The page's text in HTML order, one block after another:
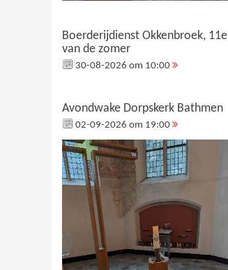
Boerderijdienst Okkenbroek, 11e
van de zomer
30-08-2026 om 10:00
Avondwake Dorpskerk Bathmen
02-09-2026 om 19:00